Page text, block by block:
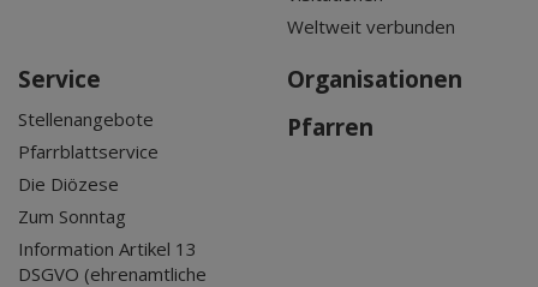
Weltweit verbunden
Service
Stellenangebote
Pfarrblattservice
Die Diözese
Zum Sonntag
Information Artikel 13
DSGVO (ehrenamtliche
Organisationen
Pfarren